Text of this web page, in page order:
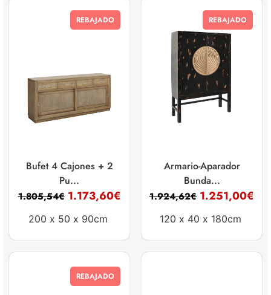
REBAJADO
Bufet 4 Cajones + 2
Pu...
1.805,54€ 1.173,60€
200 x 50 x 90cm
REBAJADO
Armario-Aparador
Bunda...
1.924,62€ 1.251,00€
120 x 40 x 180cm
REBAJADO